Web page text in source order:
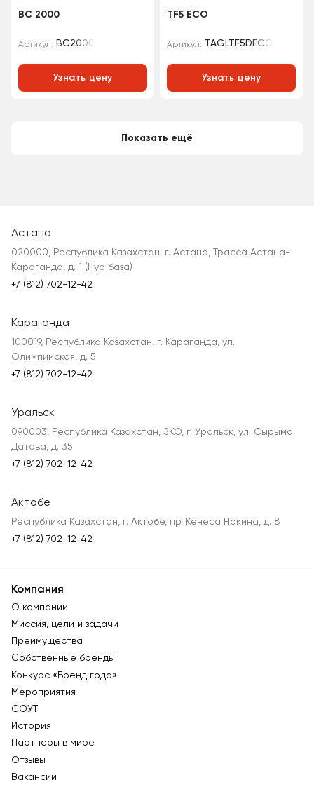
BC 2000
Артикул: BC2000
Узнать цену
TF5 ECO
Артикул: TAGLTF5DECO
Узнать цену
Показать ещё
Астана
020000, Республика Казахстан, г. Астана, Трасса Астана-
Караганда, д. 1 (Нур база)
+7 (812) 702-12-42
Караганда
100019, Республика Казахстан, г. Караганда, ул.
Олимпийская, д. 5
+7 (812) 702-12-42
Уральск
090003, Республика Казахстан, ЗКО, г. Уральск, ул. Сырыма
Датова, д. 35
+7 (812) 702-12-42
Актобе
Республика Казахстан, г. Актобе, пр. Кенеса Нокина, д. 8
+7 (812) 702-12-42
Компания
О компании
Миссия, цели и задачи
Преимущества
Собственные бренды
Конкурс «Бренд года»
Мероприятия
СОУТ
История
Партнеры в мире
Отзывы
Вакансии